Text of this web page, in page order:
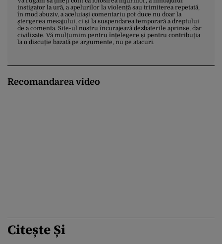
instigator la ură, a apelurilor la violență sau trimiterea repetată,
în mod abuziv, a aceluiași comentariu pot duce nu doar la
ștergerea mesajului, ci și la suspendarea temporară a dreptului
de a comenta. Site-ul nostru încurajează dezbaterile aprinse, dar
civilizate. Vă mulțumim pentru înțelegere și pentru contribuția
la o discuție bazată pe argumente, nu pe atacuri.
Recomandarea video
Citește Și